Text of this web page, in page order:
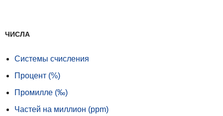
ЧИСЛА
Системы счисления
Процент (%)
Промилле (‰)
Частей на миллион (ppm)